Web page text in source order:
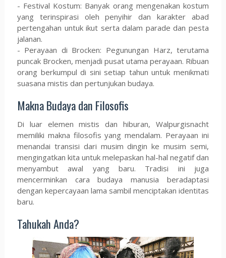
- Festival Kostum: Banyak orang mengenakan kostum
yang terinspirasi oleh penyihir dan karakter abad
pertengahan untuk ikut serta dalam parade dan pesta
jalanan.
- Perayaan di Brocken: Pegunungan Harz, terutama
puncak Brocken, menjadi pusat utama perayaan. Ribuan
orang berkumpul di sini setiap tahun untuk menikmati
suasana mistis dan pertunjukan budaya.
Makna Budaya dan Filosofis
Di luar elemen mistis dan hiburan, Walpurgisnacht
memiliki makna filosofis yang mendalam. Perayaan ini
menandai transisi dari musim dingin ke musim semi,
mengingatkan kita untuk melepaskan hal-hal negatif dan
menyambut awal yang baru. Tradisi ini juga
mencerminkan cara budaya manusia beradaptasi
dengan kepercayaan lama sambil menciptakan identitas
baru.
Tahukah Anda?